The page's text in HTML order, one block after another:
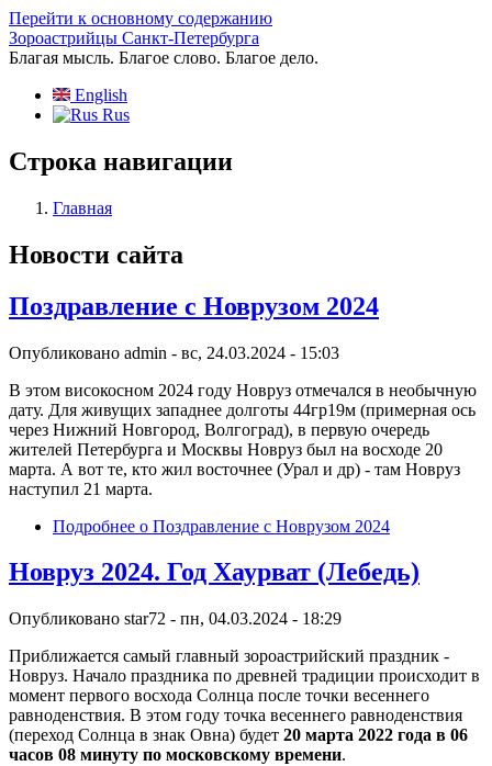
Перейти к основному содержанию
Зороастрийцы Санкт-Петербурга
Благая мысль. Благое слово. Благое дело.
English
Rus
Строка навигации
Главная
Новости сайта
Поздравление с Новрузом 2024
Опубликовано admin - вс, 24.03.2024 - 15:03
В этом високосном 2024 году Новруз отмечался в необычную
дату. Для живущих западнее долготы 44гр19м (примерная ось
через Нижний Новгород, Волгоград), в первую очередь
жителей Петербурга и Москвы Новруз был на восходе 20
марта. А вот те, кто жил восточнее (Урал и др) - там Новруз
наступил 21 марта.
Подробнее о Поздравление с Новрузом 2024
Новруз 2024. Год Хаурват (Лебедь)
Опубликовано star72 - пн, 04.03.2024 - 18:29
Приближается самый главный зороастрийский праздник -
Новруз. Начало праздника по древней традиции происходит в
момент первого восхода Солнца после точки весеннего
равноденствия. В этом году точка весеннего равноденствия
(переход Солнца в знак Овна) будет 20 марта 2022 года в 06
часов 08 минуту по московскому времени.